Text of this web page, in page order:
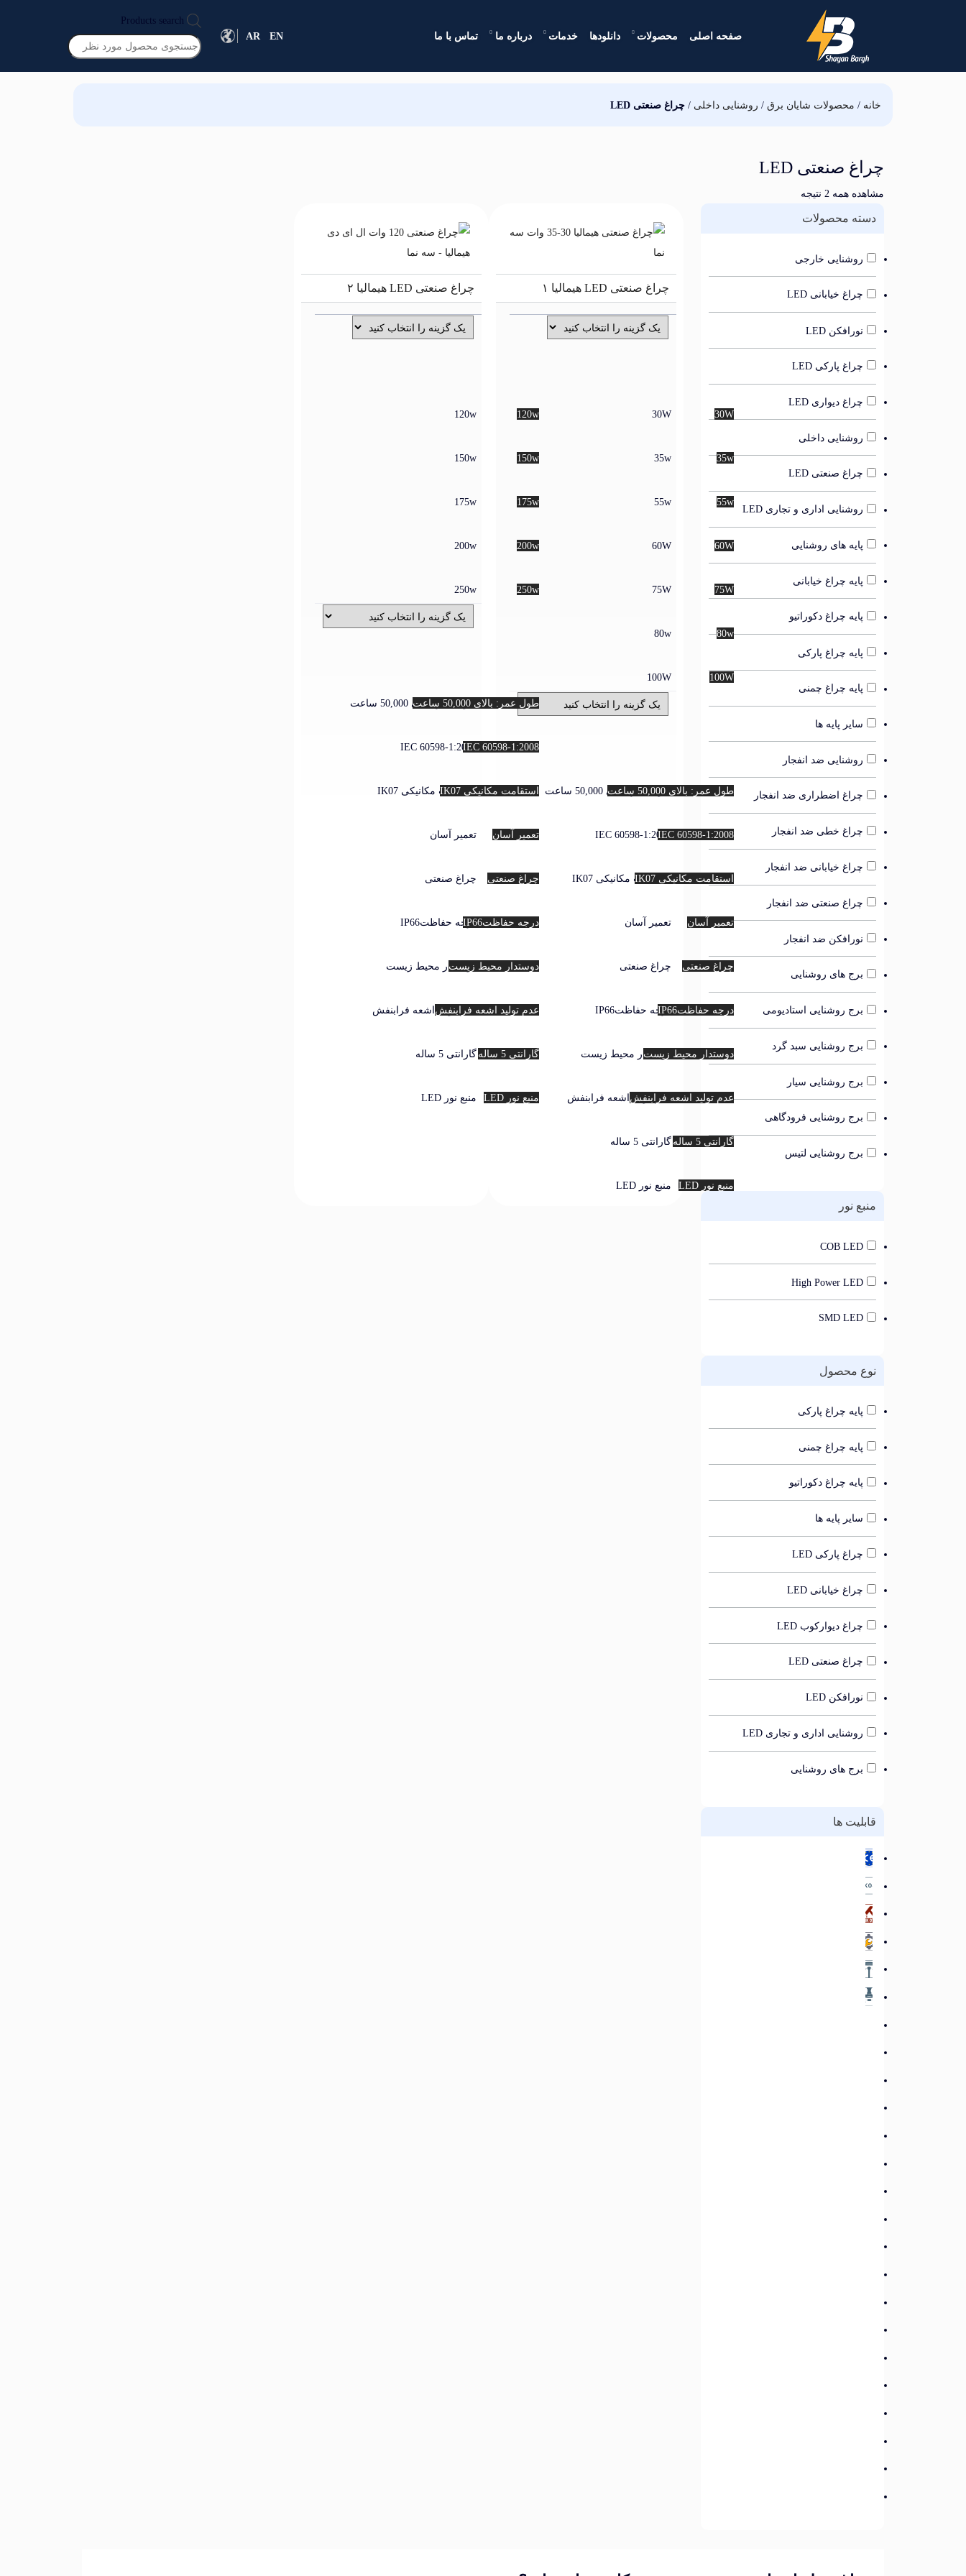
صفحه اصلی محصولات دانلودها خدمات درباره ما تماس با ما EN
AR
Products search
خانه / محصولات شایان برق / روشنایی داخلی / چراغ صنعتی LED
چراغ صنعتی LED
مشاهده همه 2 نتیجه
دسته محصولات
روشنایی خارجی
چراغ خیابانی LED
نورافکن LED
چراغ پارکی LED
چراغ دیواری LED
روشنایی داخلی
چراغ صنعتی LED
روشنایی اداری و تجاری LED
پایه های روشنایی
پایه چراغ خیابانی
پایه چراغ دکوراتیو
پایه چراغ پارکی
پایه چراغ چمنی
سایر پایه ها
روشنایی ضد انفجار
چراغ اضطراری ضد انفجار
چراغ خطی ضد انفجار
چراغ خیابانی ضد انفجار
چراغ صنعتی ضد انفجار
نورافکن ضد انفجار
برج های روشنایی
برج روشنایی استادیومی
برج روشنایی سبد گرد
برج روشنایی سیار
برج روشنایی فرودگاهی
برج روشنایی لتیس
منبع نور
COB LED
High Power LED
SMD LED
نوع محصول
پایه چراغ پارکی
پایه چراغ چمنی
پایه چراغ دکوراتیو
سایر پایه ها
چراغ پارکی LED
چراغ خیابانی LED
چراغ دیوارکوب LED
چراغ صنعتی LED
نورافکن LED
روشنایی اداری و تجاری LED
برج های روشنایی
قابلیت ها
چراغ صنعتی LED هیمالیا ۱
30W
30W
35w
35w
55w
55w
60W
60W
75W
75W
80w
80w
100W
100W
طول عمر: بالای 50,000 ساعتطول عمر: بالای 50,000 ساعت
IEC 60598-1:2008
IEC 60598-1:2008
استقامت مکانیکی IK07استقامت مکانیکی IK07
تعمیر آسان تعمیر آسان
چراغ صنعتی چراغ صنعتی
درجه حفاظتIP66 درجه حفاظتIP66
دوستدار محیط زیستدوستدار محیط زیست
عدم تولید اشعه فرابنفشعدم تولید اشعه فرابنفش
گارانتی 5 ساله گارانتی 5 ساله
منبع نور LED منبع نور LED
چراغ صنعتی LED هیمالیا ۲
120w
120w
150w
150w
175w
175w
200w
200w
250w
250w
طول عمر: بالای 50,000 ساعتطول عمر: بالای 50,000 ساعت
IEC 60598-1:2008
IEC 60598-1:2008
استقامت مکانیکی IK07استقامت مکانیکی IK07
تعمیر آسان تعمیر آسان
چراغ صنعتی چراغ صنعتی
درجه حفاظتIP66 درجه حفاظتIP66
دوستدار محیط زیستدوستدار محیط زیست
عدم تولید اشعه فرابنفشعدم تولید اشعه فرابنفش
گارانتی 5 ساله گارانتی 5 ساله
منبع نور LED منبع نور LED